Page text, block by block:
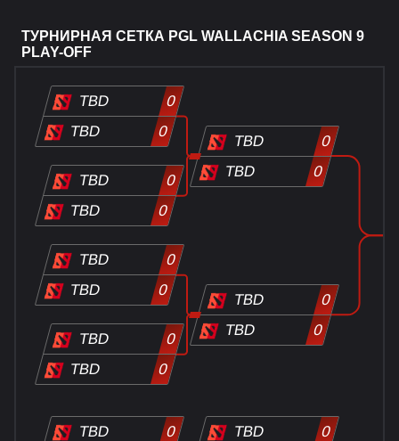
ТУРНИРНАЯ СЕТКА PGL WALLACHIA SEASON 9
PLAY-OFF
TBD
0
TBD
0
TBD
0
TBD
0
TBD
0
TBD
0
TBD
0
TBD
0
TBD
0
TBD
0
TBD
0
TBD
0
TBD
0
TBD
0